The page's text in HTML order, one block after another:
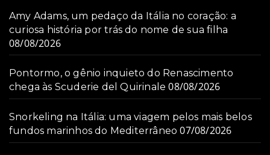
Amy Adams, um pedaço da Itália no coração: a
curiosa história por trás do nome de sua filha
08/08/2026
Pontormo, o gênio inquieto do Renascimento
chega às Scuderie del Quirinale 08/08/2026
Snorkeling na Itália: uma viagem pelos mais belos
fundos marinhos do Mediterrâneo 07/08/2026